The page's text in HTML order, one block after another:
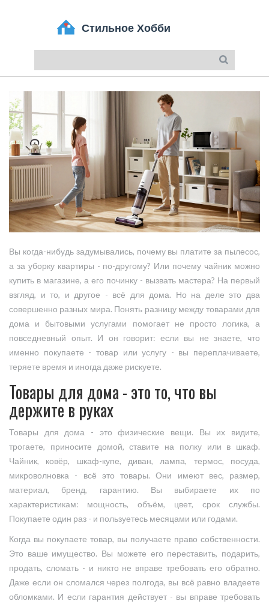
Вы когда-нибудь задумывались, почему вы платите за пылесос,
а за уборку квартиры - по-другому? Или почему чайник можно
купить в магазине, а его починку - вызвать мастера? На первый
взгляд, и то, и другое - всё для дома. Но на деле это два
совершенно разных мира. Понять разницу между товарами для
дома и бытовыми услугами помогает не просто логика, а
повседневный опыт. И он говорит: если вы не знаете, что
именно покупаете - товар или услугу - вы переплачиваете,
теряете время и иногда даже рискуете.
Товары для дома - это то, что вы
держите в руках
Товары для дома - это физические вещи. Вы их видите,
трогаете, приносите домой, ставите на полку или в шкаф.
Чайник, ковёр, шкаф-купе, диван, лампа, термос, посуда,
микроволновка - всё это товары. Они имеют вес, размер,
материал, бренд, гарантию. Вы выбираете их по
характеристикам: мощность, объём, цвет, срок службы.
Покупаете один раз - и пользуетесь месяцами или годами.
Когда вы покупаете товар, вы получаете право собственности.
Это ваше имущество. Вы можете его переставить, подарить,
продать, сломать - и никто не вправе требовать его обратно.
Даже если он сломался через полгода, вы всё равно владеете
обломками. И если гарантия действует - вы вправе требовать